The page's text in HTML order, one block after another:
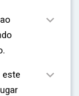

este
